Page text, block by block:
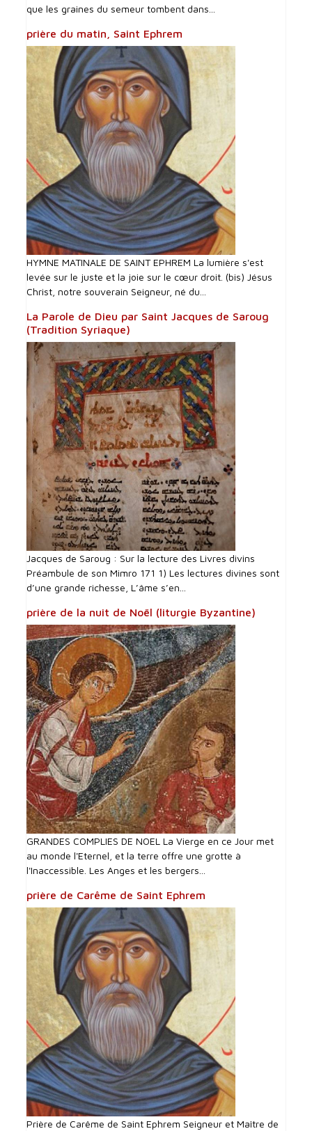
que les graines du semeur tombent dans...
prière du matin, Saint Ephrem
HYMNE MATINALE DE SAINT EPHREM La lumière s'est
levée sur le juste et la joie sur le cœur droit. (bis) Jésus
Christ, notre souverain Seigneur, né du...
La Parole de Dieu par Saint Jacques de Saroug
(Tradition Syriaque)
Jacques de Saroug : Sur la lecture des Livres divins
Préambule de son Mimro 171 1) Les lectures divines sont
d’une grande richesse, L’âme s’en...
prière de la nuit de Noël (liturgie Byzantine)
GRANDES COMPLIES DE NOEL La Vierge en ce Jour met
au monde l'Eternel, et la terre offre une grotte à
l'Inaccessible. Les Anges et les bergers...
prière de Carême de Saint Ephrem
Prière de Carême de Saint Ephrem Seigneur et Maître de